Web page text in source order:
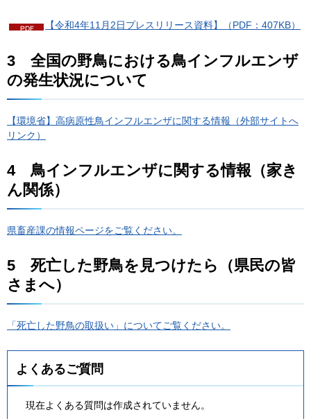
【令和4年11月2日プレスリリース資料】（PDF：407KB）
3 全国の野鳥における鳥インフルエンザ
の発生状況について
【環境省】高病原性鳥インフルエンザに関する情報（外部サイトへ
リンク）
4 鳥インフルエンザに関する情報（家き
ん関係）
県畜産課の情報ページをご覧ください。
5 死亡した野鳥を見つけたら（県民の皆
さまへ）
「死亡した野鳥の取扱い」についてご覧ください。
よくあるご質問
現在よくある質問は作成されていません。